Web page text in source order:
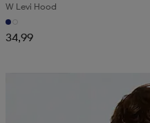
W Levi Hood
34,99